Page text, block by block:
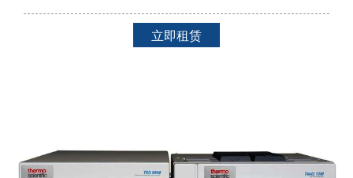
立即租赁